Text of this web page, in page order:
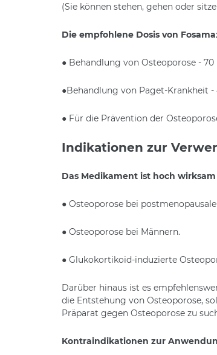
(Sie können stehen, gehen oder
Die empfohlene Dosis von
● Behandlung von Osteoporose - 70
●Behandlung von Paget-Krankheit
● Für die Prävention der
Indikationen zur
Das Medikament ist hoch
● Osteoporose bei
● Osteoporose bei Männern.
● Glukokortikoid-induzierte
Darüber hinaus ist es
die Entstehung von Osteoporose,
Präparat gegen Osteoporose zu
Kontraindikationen zur